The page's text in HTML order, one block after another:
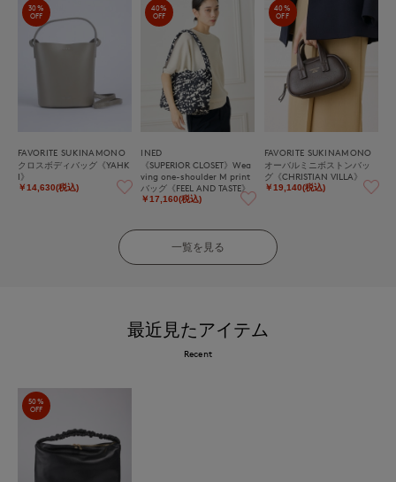
30%
OFF
FAVORITE SUKINAMONO
クロスボディバッグ《YAHK
I》
￥14,630(税込)
40%
OFF
INED
《SUPERIOR CLOSET》Wea
ving one-shoulder M print
バッグ《FEEL AND TASTE》
￥17,160(税込)
40%
OFF
FAVORITE SUKINAMONO
オーバルミニボストンバッ
グ《CHRISTIAN VILLA》
￥19,140(税込)
一覧を見る
最近見たアイテム
Recent
50%
OFF